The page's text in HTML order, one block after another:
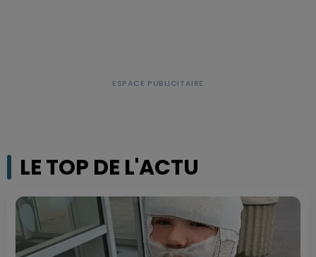
LE TOP DE L'ACTU